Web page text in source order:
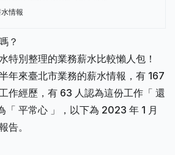
情報
？
特別整理的業務薪水比較懶人包！
年來臺北市業務的薪水情報，有 167
作經歷，有 63 人認為這份工作「 還
「 平常心 」，以下為 2023 年 1 月
告。